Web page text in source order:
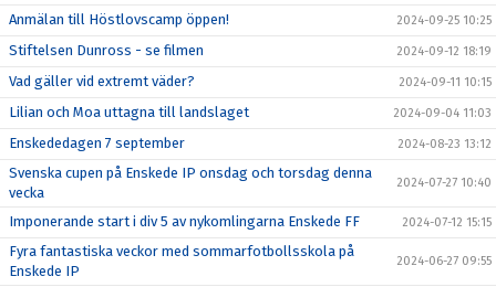
Anmälan till Höstlovscamp öppen! 2024-09-25 10:25
Stiftelsen Dunross - se filmen 2024-09-12 18:19
Vad gäller vid extremt väder? 2024-09-11 10:15
Lilian och Moa uttagna till landslaget 2024-09-04 11:03
Enskededagen 7 september 2024-08-23 13:12
Svenska cupen på Enskede IP onsdag och torsdag denna
vecka
2024-07-27 10:40
Imponerande start i div 5 av nykomlingarna Enskede FF 2024-07-12 15:15
Fyra fantastiska veckor med sommarfotbollsskola på
Enskede IP
2024-06-27 09:55